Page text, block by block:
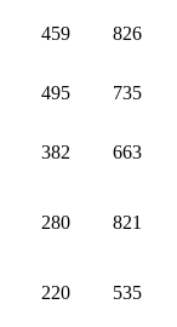
459 826
495 735
382 663
280 821
220 535